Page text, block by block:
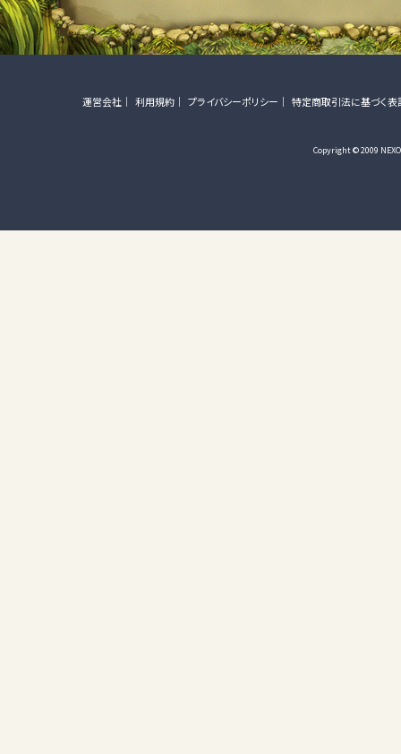
運営会社 利用規約 プライバシーポリシー 特定商取引法に基づく表
Copyright © 2009